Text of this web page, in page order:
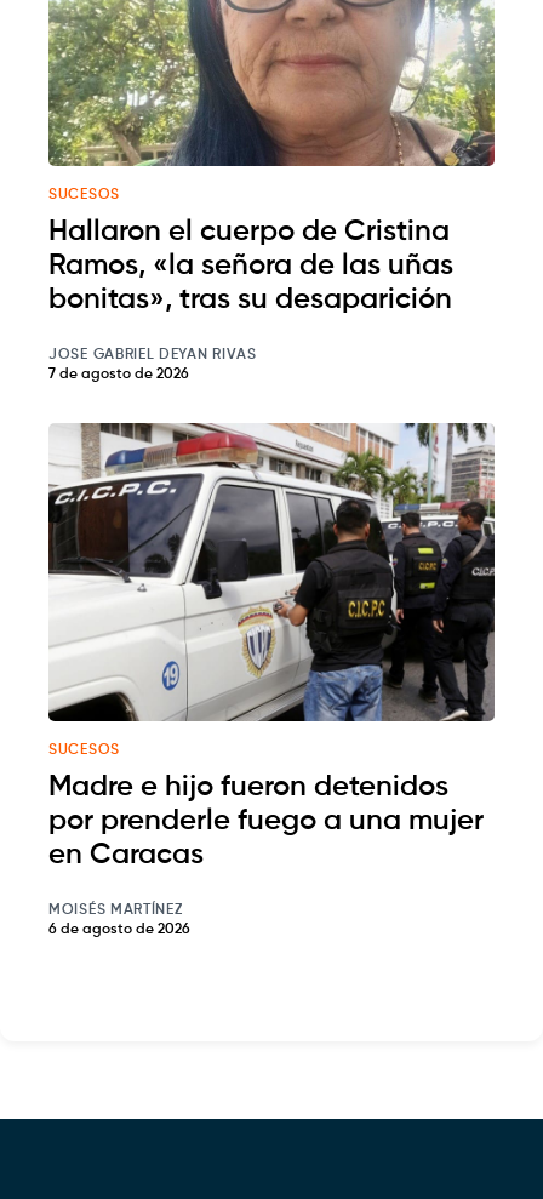
SUCESOS
Hallaron el cuerpo de Cristina
Ramos, «la señora de las uñas
bonitas», tras su desaparición
JOSE GABRIEL DEYAN RIVAS
7 de agosto de 2026
SUCESOS
Madre e hijo fueron detenidos
por prenderle fuego a una mujer
en Caracas
MOISÉS MARTÍNEZ
6 de agosto de 2026